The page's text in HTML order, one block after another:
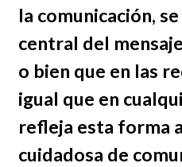
la comunicación,
central del
o bien que en las
igual que en
refleja esta forma
cuidadosa de